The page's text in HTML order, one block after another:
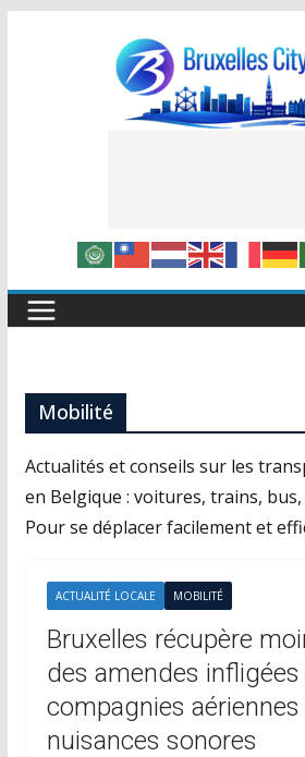
Mobilité
Actualités et conseils sur les
en Belgique : voitures, trains,
Pour se déplacer facilement et
ACTUALITÉ LOCALE MOBILITÉ
Bruxelles récupère
des amendes infligées
compagnies
nuisances sonores